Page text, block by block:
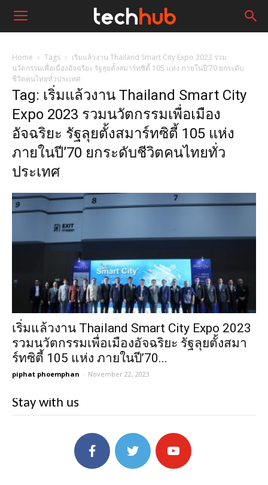
Home Tags
เริ่มแล้วงาน Thailand Smart City Expo 2023 รวม
นวัตกรรมเพื่อเมืองอัจฉริยะ รัฐลุยตั้งสมาร์ทซิตี้ 105 แห่ง ภายในปี’70 ยกระดับ
ชีวิตคนไทยทั่วประเทศ
Tag: เริ่มแล้วงาน Thailand Smart City
Expo 2023 รวมนวัตกรรมเพื่อเมือง
อัจฉริยะ รัฐลุยตั้งสมาร์ทซิตี้ 105 แห่ง
ภายในปี’70 ยกระดับชีวิตคนไทยทั่ว
ประเทศ
เริ่มแล้วงาน Thailand Smart City Expo 2023
รวมนวัตกรรมเพื่อเมืองอัจฉริยะ รัฐลุยตั้งสมา
ร์ทซิตี้ 105 แห่ง ภายในปี’70...
piphat phoemphan - November 22, 2023
Stay with us